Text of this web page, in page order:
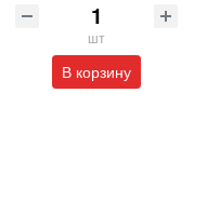
шт
В корзину